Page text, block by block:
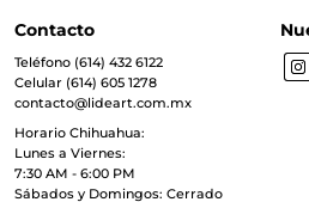
Contacto
Teléfono (614) 432 6122
Celular (614) 605 1278
contacto@lideart.com.mx
Horario Chihuahua:
Lunes a Viernes:
7:30 AM - 6:00 PM
Sábados y Domingos: Cerrado